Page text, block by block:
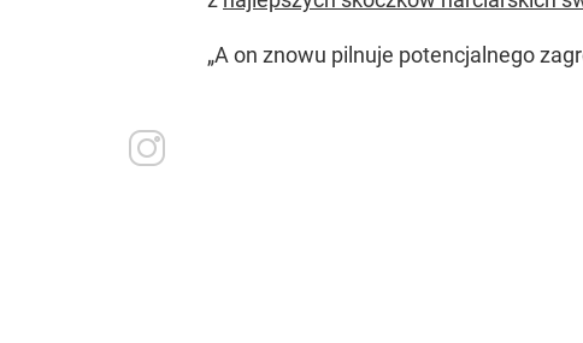
„A on znowu pilnuje potencjalnego